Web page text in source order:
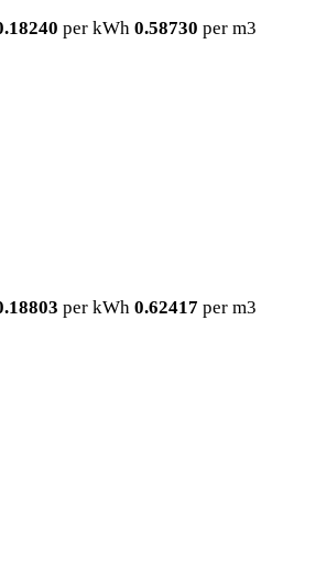
per kWh 0.58730 per m3
per kWh 0.62417 per m3